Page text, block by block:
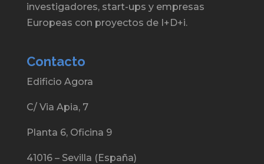
investigadores, start-ups y empresas
Europeas con proyectos de I+D+i.
Contacto
Edificio Agora
C/ Via Apia, 7
Planta 6, Oficina 9
41016 – Sevilla (España)